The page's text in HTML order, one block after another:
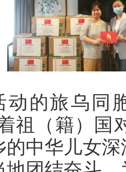
动的旅乌同
祖（籍）国
的中华儿女